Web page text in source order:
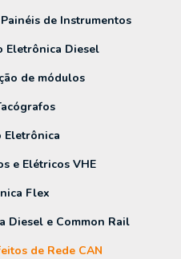
de Instrumentos
Eletrônica Diesel
de módulos
Eletrônica
e Elétricos VHE
Flex
Diesel e Common Rail
de Rede CAN